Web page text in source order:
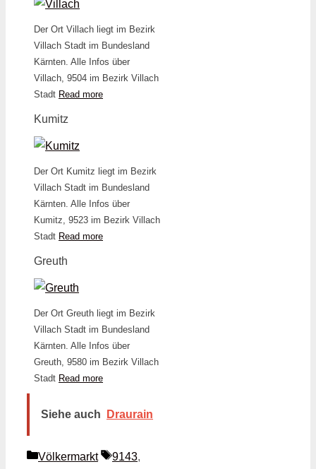
Der Ort Villach liegt im Bezirk
Villach Stadt im Bundesland
Kärnten. Alle Infos über
Villach, 9504 im Bezirk Villach
Stadt Read more
Kumitz
Der Ort Kumitz liegt im Bezirk
Villach Stadt im Bundesland
Kärnten. Alle Infos über
Kumitz, 9523 im Bezirk Villach
Stadt Read more
Greuth
Der Ort Greuth liegt im Bezirk
Villach Stadt im Bundesland
Kärnten. Alle Infos über
Greuth, 9580 im Bezirk Villach
Stadt Read more
Siehe auch Draurain
Kategorien
Völkermarkt Schlagwörter
9143,